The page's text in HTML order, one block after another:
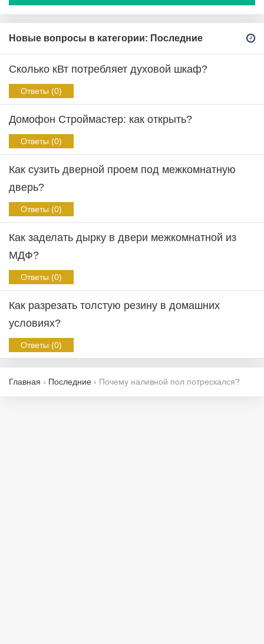
Новые вопросы в категории: Последние
Сколько кВт потребляет духовой шкаф?
Ответы (0)
Домофон Строймастер: как открыть?
Ответы (0)
Как сузить дверной проем под межкомнатную
дверь?
Ответы (0)
Как заделать дырку в двери межкомнатной из
МДФ?
Ответы (0)
Как разрезать толстую резину в домашних
условиях?
Ответы (0)
Главная › Последние › Почему наливной пол потрескался?